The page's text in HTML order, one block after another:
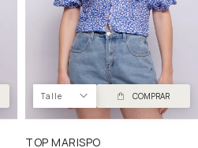
Talle COMPRAR
TOP MARISPO